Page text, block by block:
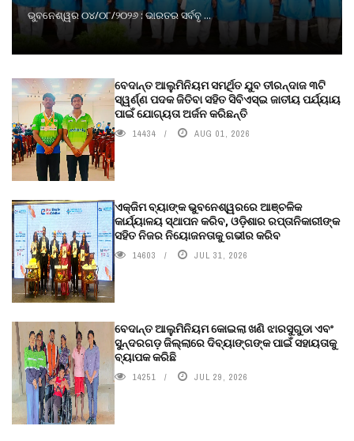
ଭୁବନେଶ୍ୱର ୦୪/୦୮/୨୦୨୬ : ଭାରତର ସର୍ବବୃ ...
ବେଦାନ୍ତ ଆଲୁମିନିୟମ ସମର୍ଥିତ ଯୁବ ତୀରନ୍ଦାଜ ୩ଟି
ସ୍ୱର୍ଣ୍ଣ ପଦକ ଜିତିବା ସହିତ ସିବିଏସ୍ଇ ଜାତୀୟ ପର୍ଯ୍ୟାୟ
ପାଇଁ ଯୋଗ୍ୟତା ଅର୍ଜନ କରିଛନ୍ତି
14434 AUG 01, 2026
ଏକ୍ଜିମ ବ୍ୟାଙ୍କ ଭୁବନେଶ୍ୱରରେ ଆଞ୍ଚଳିକ
କାର୍ଯ୍ୟାଳୟ ସ୍ଥାପନ କରିବ, ଓଡ଼ିଶାର ରପ୍ତାନିକାରୀଙ୍କ
ସହିତ ନିଜର ନିୟୋଜନତାକୁ ଗଭୀର କରିବ
14603 JUL 31, 2026
ବେଦାନ୍ତ ଆଲୁମିନିୟମ କୋଇଲା ଖଣି ଝାରସୁଗୁଡା ଏବଂ
ସୁନ୍ଦରଗଡ଼ ଜିଲ୍ଲାରେ ଦିବ୍ୟାଙ୍ଗଙ୍କ ପାଇଁ ସହାୟତାକୁ
ବ୍ୟାପକ କରିଛି
14251 JUL 29, 2026